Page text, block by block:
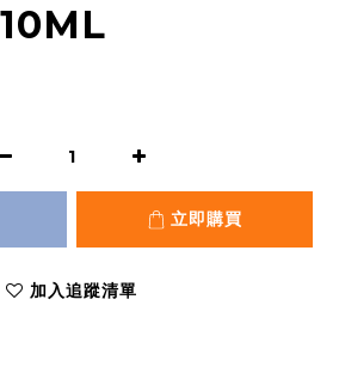
立即購買
加入追蹤清單